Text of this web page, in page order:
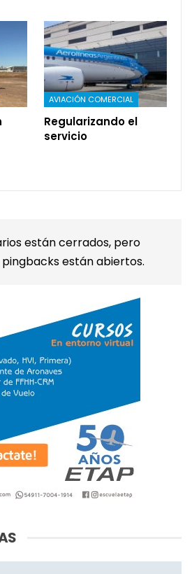
AVIACIÓN COMERCIAL
Regularizando el
servicio
están cerrados, pero
pingbacks están abiertos.